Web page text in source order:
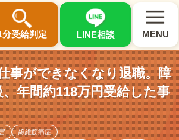
分受給判定 LINE相談 MENU
×
理由
事ができなくなり退職。障
年間約118万円受給した事
線維筋痛症